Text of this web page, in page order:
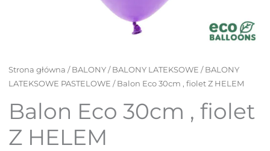
Strona główna / BALONY/ BALONY LATEKSOWE / BALONY
LATEKSOWE PASTELOWE / Balon Eco 30cm , fiolet Z HELEM
Balon Eco 30cm , fiolet
Z HELEM